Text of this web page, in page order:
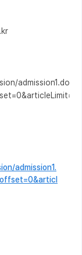
admission1.do?
admission1.